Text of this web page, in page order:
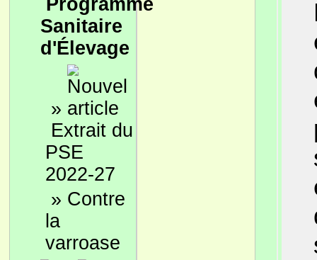
Programme
Sanitaire
d'Élevage
»
Extrait du
PSE
2022-27
» Contre
la
varroase